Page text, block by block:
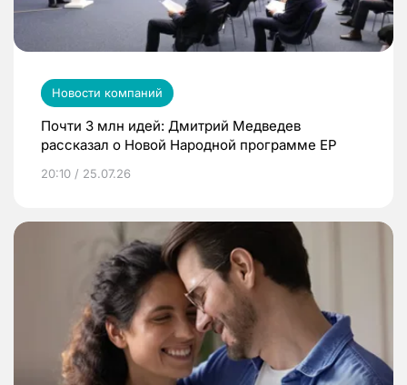
Новости компаний
Почти 3 млн идей: Дмитрий Медведев
рассказал о Новой Народной программе ЕР
20:10 / 25.07.26